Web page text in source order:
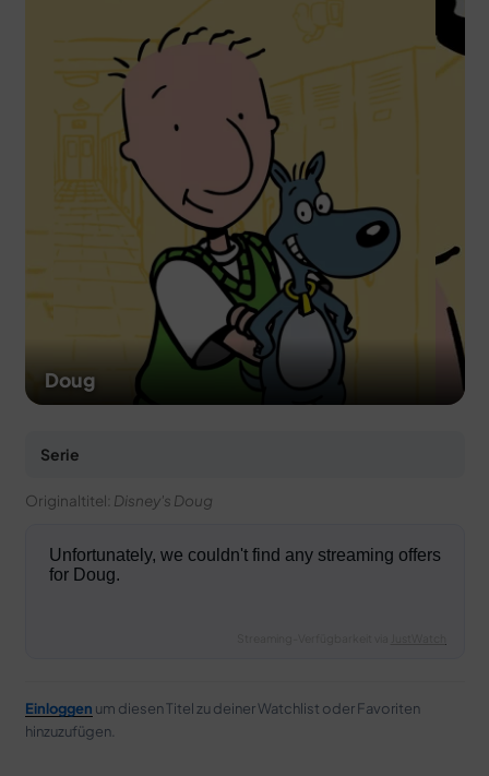
DEALS
MEIN HQ
Doug
Serie
Originaltitel: Disney's Doug
Einloggen um diesen Titel zu deiner Watchlist oder Favoriten
hinzuzufügen.